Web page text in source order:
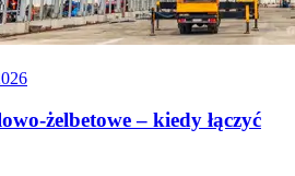
żelbetowe – kiedy łączyć